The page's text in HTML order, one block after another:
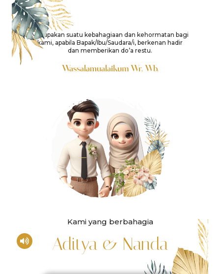
Merupakan suatu kebahagiaan dan kehormatan bagi
kami, apabila Bapak/Ibu/Saudara/i, berkenan hadir
dan memberikan do’a restu.
Wassalamualaikum Wr. Wb.
Kami yang berbahagia
Aditya & Nanda